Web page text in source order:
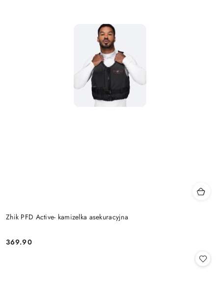
Zhik PFD Active- kamizelka asekuracyjna
Cena:
369.90